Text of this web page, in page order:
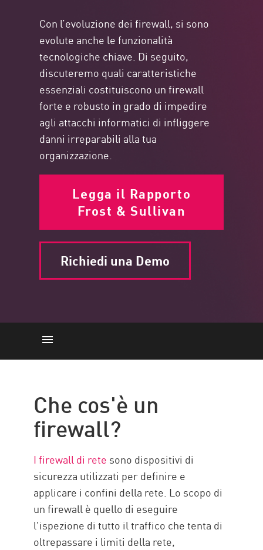
Con l’evoluzione dei firewall, si sono
evolute anche le funzionalità
tecnologiche chiave. Di seguito,
discuteremo quali caratteristiche
essenziali costituiscono un firewall
forte e robusto in grado di impedire
agli attacchi informatici di infliggere
danni irreparabili alla tua
organizzazione.
Legga il Rapporto
Frost & Sullivan
Richiedi una Demo
della Sicurezza
Prevention
Ispezione
Hybrid Cloud
all'Avanguardia
Soluzione
Risorse
Che cos'è un
firewall?
I firewall di rete sono dispositivi di
sicurezza utilizzati per definire e
applicare i confini della rete. Lo scopo di
un firewall è quello di eseguire
l'ispezione di tutto il traffico che tenta di
oltrepassare i limiti della rete,